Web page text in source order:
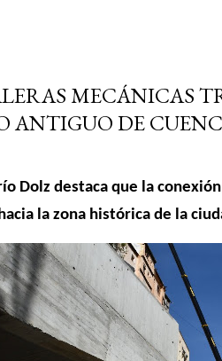
MECÁNICAS
ANTIGUO DE
Dolz destaca que la
la zona histórica de la